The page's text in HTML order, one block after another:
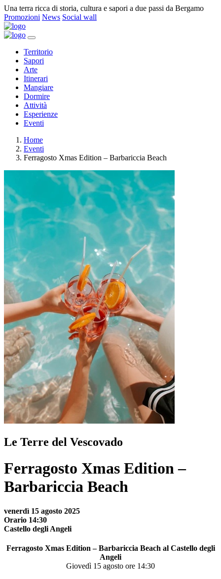
Una terra ricca di storia, cultura e sapori a due passi da Bergamo
Promozioni News Social wall
Territorio
Sapori
Arte
Itinerari
Mangiare
Dormire
Attività
Esperienze
Eventi
Home
Eventi
Ferragosto Xmas Edition – Barbariccia Beach
Le Terre del Vescovado
Ferragosto Xmas Edition –
Barbariccia Beach
venerdì 15 agosto 2025
Orario 14:30
Castello degli Angeli
Ferragosto Xmas Edition – Barbariccia Beach al Castello degli
Angeli
Giovedì 15 agosto ore 14:30